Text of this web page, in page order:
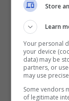
tedesche e
Wolfsbulrg
d’anni,
Store
Learn
Your personal
your device
data) may be
partners, or
may use
Some vendors
of legitimate